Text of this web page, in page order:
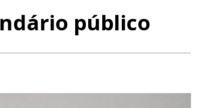
público